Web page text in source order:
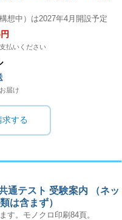
想中）は2027年4月開設予定
払いください
届け
求する
通テスト 受験案内 （ネッ
は含まず）
す。モノクロ印刷84頁。